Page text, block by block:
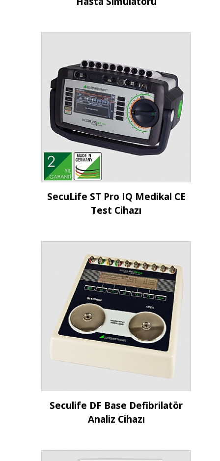
İncele
SecuLife ST Pro IQ Medikal CE
Test Cihazı
İncele
Seculife DF Base Defibrilatör
Analiz Cihazı